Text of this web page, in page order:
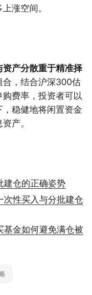
涨空间。
资产分散重于精准择
合，结合沪深300估
费率，投资者可以
稳健地将闲置资金
产。
建仓的正确姿势
次性买入与分批建仓
基金如何避免满仓被